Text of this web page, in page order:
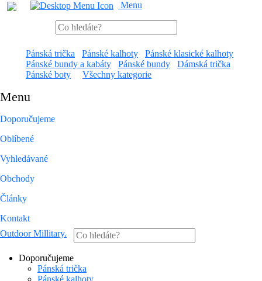
Menu
Pánská trička Pánské kalhoty
Pánské klasické kalhoty
Pánské bundy a kabáty
Pánské bundy
Dámská trička
Pánské boty
Všechny kategorie
Menu
Doporučujeme
Oblíbené
Vyhledávané
Obchody
Články
Kontakt
Outdoor Millitary.
Doporučujeme
Pánská trička